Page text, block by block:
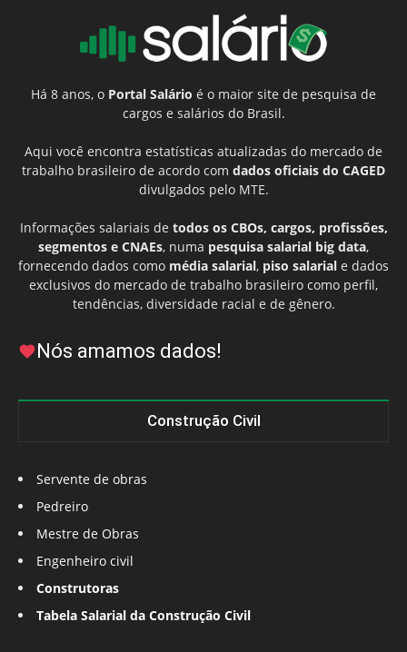
Há 8 anos, o Portal Salário é o maior site de pesquisa de
cargos e salários do Brasil.
Aqui você encontra estatísticas atualizadas do mercado de
trabalho brasileiro de acordo com dados oficiais do CAGED
divulgados pelo MTE.
Informações salariais de todos os CBOs, cargos, profissões,
segmentos e CNAEs, numa pesquisa salarial big data,
fornecendo dados como média salarial, piso salarial e dados
exclusivos do mercado de trabalho brasileiro como perfil,
tendências, diversidade racial e de gênero.
Nós amamos dados!
Construção Civil
Servente de obras
Pedreiro
Mestre de Obras
Engenheiro civil
Construtoras
Tabela Salarial da Construção Civil